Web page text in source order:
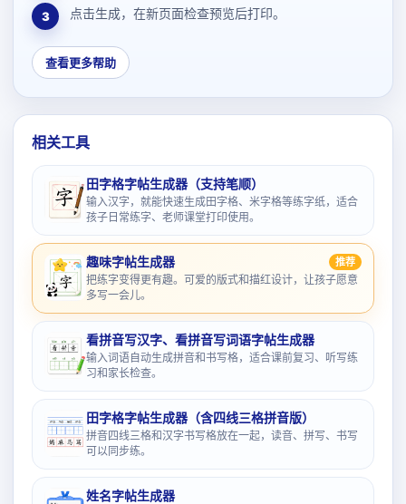
3 点击生成，在新页面检查预览后打印。
查看更多帮助
相关工具
田字格字帖生成器（支持笔顺）
输入汉字，就能快速生成田字格、米字格等练字纸，适合
孩子日常练字、老师课堂打印使用。
趣味字帖生成器 推荐
把练字变得更有趣。可爱的版式和描红设计，让孩子愿意
多写一会儿。
看拼音写汉字、看拼音写词语字帖生成器
输入词语自动生成拼音和书写格，适合课前复习、听写练
习和家长检查。
田字格字帖生成器（含四线三格拼音版）
拼音四线三格和汉字书写格放在一起，读音、拼写、书写
可以同步练。
姓名字帖生成器